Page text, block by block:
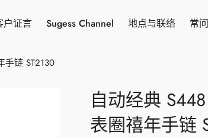
户证言 Sugess Channel 地点与联络 常
手链 ST2130
自动经典
表圈禧年手链